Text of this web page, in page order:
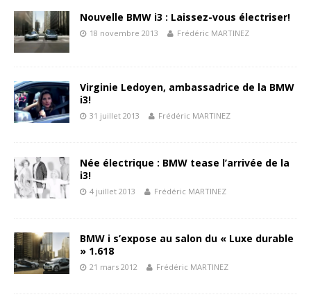
Nouvelle BMW i3 : Laissez-vous électriser!
18 novembre 2013 Frédéric MARTINEZ
Virginie Ledoyen, ambassadrice de la BMW
i3!
31 juillet 2013 Frédéric MARTINEZ
Née électrique : BMW tease l’arrivée de la
i3!
4 juillet 2013 Frédéric MARTINEZ
BMW i s’expose au salon du « Luxe durable
» 1.618
21 mars 2012 Frédéric MARTINEZ